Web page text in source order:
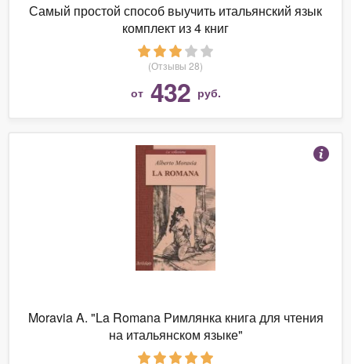
Самый простой способ выучить итальянский язык
комплект из 4 книг
(Отзывы 28)
от 432 руб.
Moravia A. "La Romana Римлянка книга для чтения
на итальянском языке"